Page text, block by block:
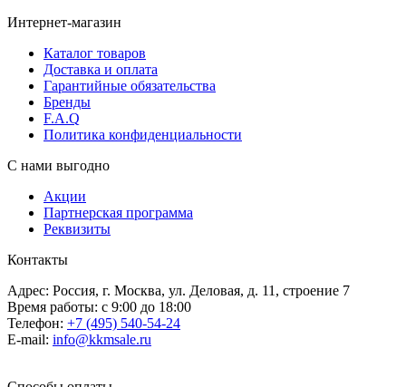
Интернет-магазин
Каталог товаров
Доставка и оплата
Гарантийные обязательства
Бренды
F.A.Q
Политика конфиденциальности
С нами выгодно
Акции
Партнерская программа
Реквизиты
Контакты
Адрес: Россия, г. Москва, ул. Деловая, д. 11, строение 7
Время работы: с 9:00 до 18:00
Телефон: +7 (495) 540-54-24
E-mail: info@kkmsale.ru